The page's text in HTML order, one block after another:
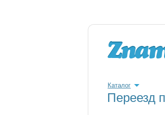
Каталог
Переезд